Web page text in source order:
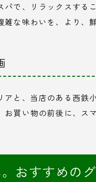
で、リラックスする
な味わいを、より、
アと、当店のある西鉄
買い物の前後に、ス
おすすめの